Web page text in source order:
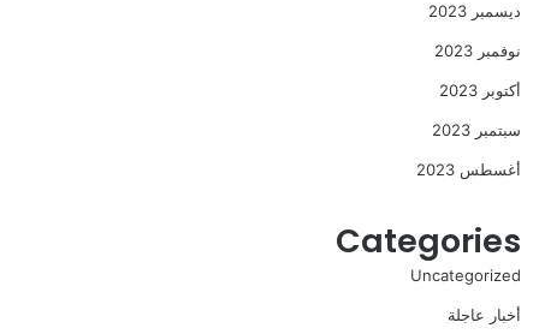
ديسمبر 2023
نوفمبر 2023
أكتوبر 2023
سبتمبر 2023
أغسطس 2023
Categories
Uncategorized
أخبار عاجلة